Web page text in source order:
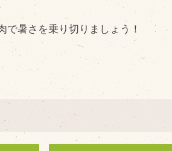
暑さを乗り切りましょう！